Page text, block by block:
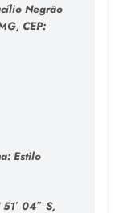
Negrão
CEP:
Estilo
04″ S,